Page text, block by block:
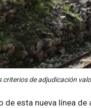
criterios de adjudicación
de esta nueva línea de